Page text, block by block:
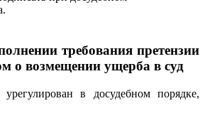
требования претензии
о возмещении ущерба в суд
в досудебном порядке,